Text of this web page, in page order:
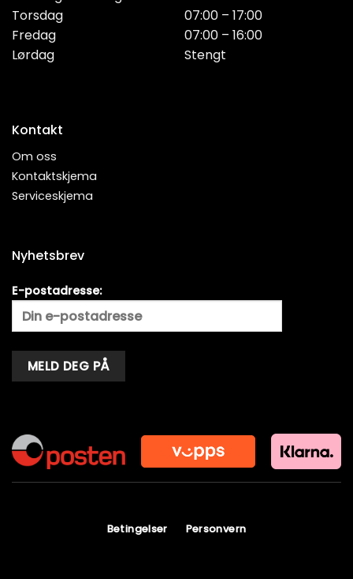
Torsdag
Fredag
Lørdag
07:00 – 17:00
07:00 – 16:00
Stengt
Kontakt
Om oss
Kontaktskjema
Serviceskjema
Nyhetsbrev
E-postadresse:
Betingelser Personvern